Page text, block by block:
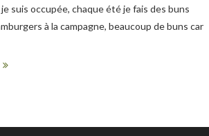
suis occupée, chaque été je fais des buns
à la campagne, beaucoup de buns car